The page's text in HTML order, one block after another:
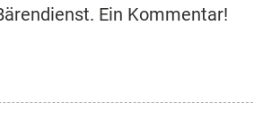
Ein Kommentar!